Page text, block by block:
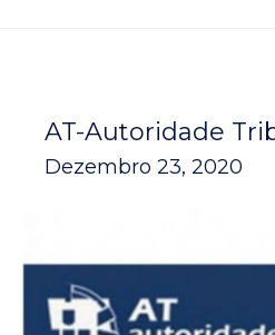
AT-Autoridade
Dezembro 23, 2020